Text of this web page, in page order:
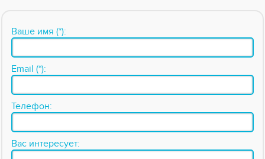
Ваше имя (*):
Email (*):
Телефон:
Вас интересует: